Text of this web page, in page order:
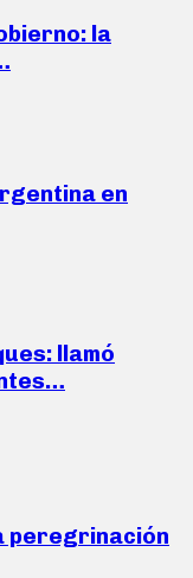
la
en
llamó
peregrinación